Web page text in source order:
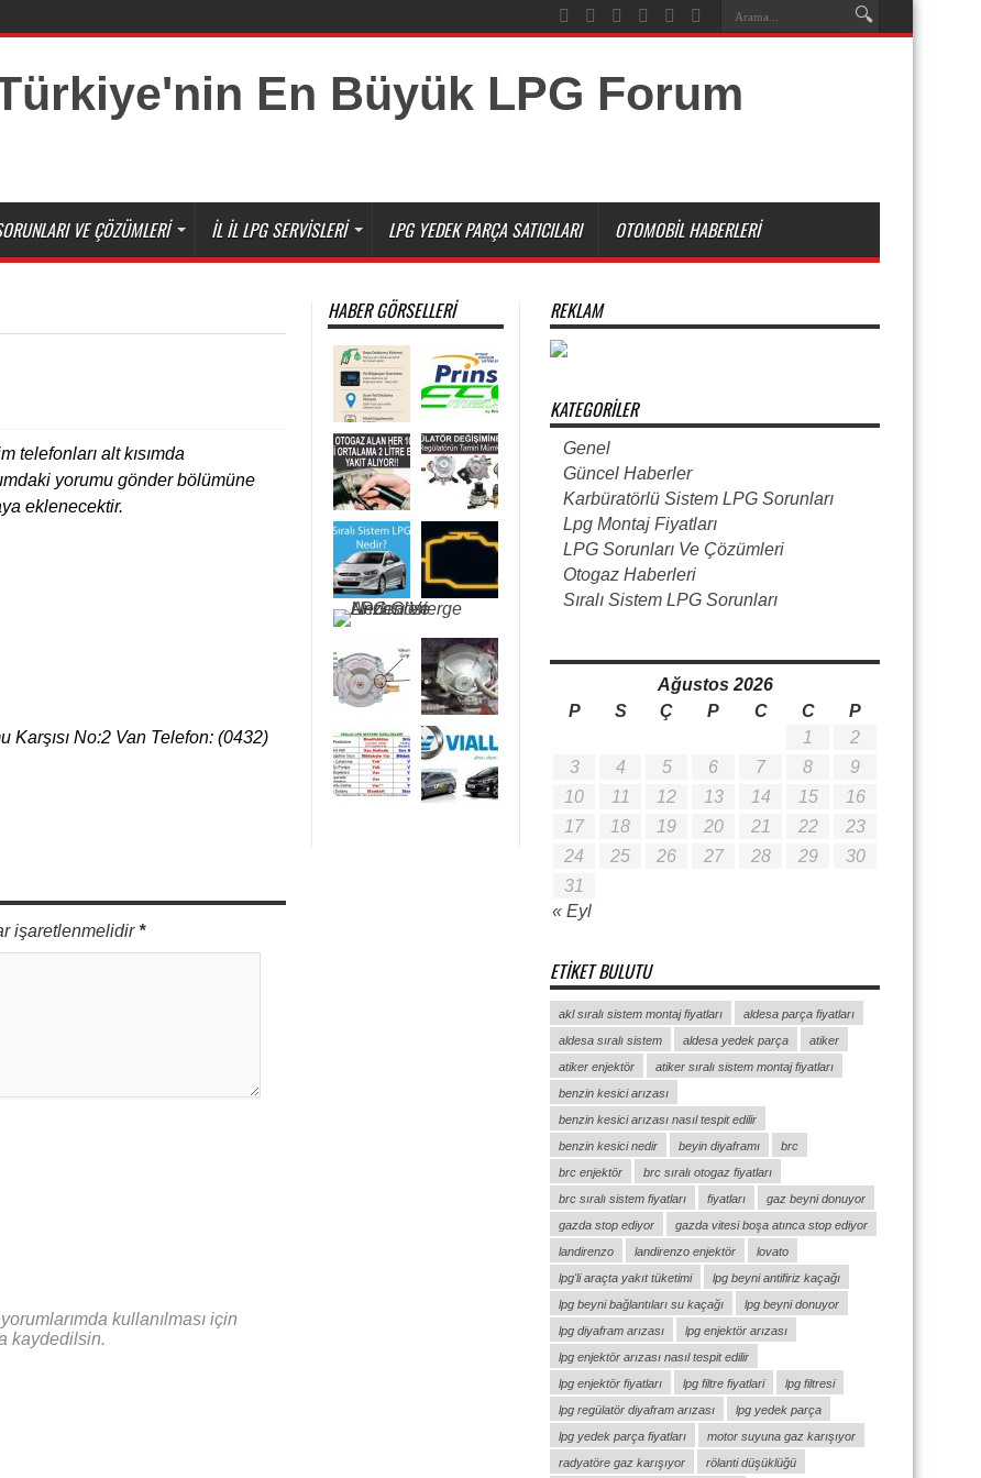
VE ÇÖZÜMLERI İL İL LPG SERVISLERI LPG YEDEK PARÇA SATICILARI OTOMOBIL HABERLERI
telefonları alt kısımda
yorumu gönder bölümüne
eklenecektir.
Karşısı No:2 Van Telefon: (0432)
işaretlenmelidir*
kullanılması için
kaydedilsin.
HABER GÖRSELLERI REKLAM
KATEGORILER
Genel
Güncel Haberler
Karbüratörlü Sistem LPG Sorunları
Lpg Montaj Fiyatları
LPG Sorunları Ve Çözümleri
Otogaz Haberleri
Sıralı Sistem LPG Sorunları
Ağustos 2026
P
S Ç P C C P
« Eyl
1
2
3
4 5 6 7 8
9
10
11 12 13 14 15
16
17
18 19 20 21 22
23
24
25 26 27 28 29
30
31
ETIKET BULUTU
akl sıralı sistem montaj fiyatları
aldesa parça fiyatları
aldesa sıralı sistem
aldesa yedek parça
atiker
atiker enjektör
atiker sıralı sistem montaj fiyatları
benzin kesici arızası
benzin kesici arızası nasıl tespit edilir
benzin kesici nedir
beyin diyaframı
brc
brc enjektör
brc sıralı otogaz fiyatları
brc sıralı sistem fiyatları
fiyatları
gaz beyni donuyor
gazda stop ediyor
gazda vitesi boşa atınca stop ediyor
landirenzo
landirenzo enjektör
lovato
lpg'li araçta yakıt tüketimi
lpg beyni antifiriz kaçağı
lpg beyni bağlantıları su kaçağı
lpg beyni donuyor
lpg diyafram arızası
lpg enjektör arızası
lpg enjektör arızası nasıl tespit edilir
lpg enjektör fiyatları
lpg filtre fiyatlari
lpg filtresi
lpg regülatör diyafram arızası
lpg yedek parça
lpg yedek parça fiyatları
motor suyuna gaz karışıyor
radyatöre gaz karışıyor
rölanti düşüklüğü